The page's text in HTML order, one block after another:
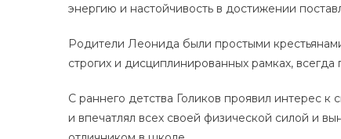
энергию и настойчивость в достижении
Родители Леонида были простыми
строгих и дисциплинированных рамках,
С раннего детства Голиков проявил интерес к
и впечатлял всех своей физической силой и